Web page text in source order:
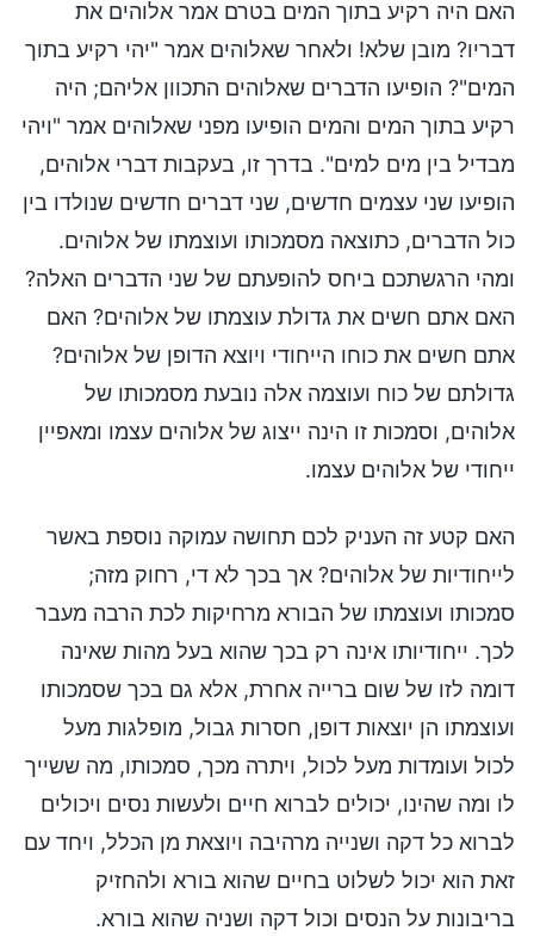
האם היה רקיע בתוך המים בטרם אמר אלוהים את
דבריו? מובן שלא! ולאחר שאלוהים אמר "יהי רקיע בתוך
המים"? הופיעו הדברים שאלוהים התכוון אליהם; היה
רקיע בתוך המים והמים הופיעו מפני שאלוהים אמר "ויהי
מבדיל בין מים למים". בדרך זו, בעקבות דברי אלוהים,
הופיעו שני עצמים חדשים, שני דברים חדשים שנולדו בין
כול הדברים, כתוצאה מסמכותו ועוצמתו של אלוהים.
ומהי הרגשתכם ביחס להופעתם של שני הדברים האלה?
האם אתם חשים את גדולת עוצמתו של אלוהים? האם
אתם חשים את כוחו הייחודי ויוצא הדופן של אלוהים?
גדולתם של כוח ועוצמה אלה נובעת מסמכותו של
אלוהים, וסמכות זו הינה ייצוג של אלוהים עצמו ומאפיין
ייחודי של אלוהים עצמו.
האם קטע זה העניק לכם תחושה עמוקה נוספת באשר
לייחודיות של אלוהים? אך בכך לא די, רחוק מזה;
סמכותו ועוצמתו של הבורא מרחיקות לכת הרבה מעבר
לכך. ייחודיותו אינה רק בכך שהוא בעל מהות שאינה
דומה לזו של שום ברייה אחרת, אלא גם בכך שסמכותו
ועוצמתו הן יוצאות דופן, חסרות גבול, מופלגות מעל
לכול ועומדות מעל לכול, ויתרה מכך, סמכותו, מה ששייך
לו ומה שהינו, יכולים לברוא חיים ולעשות נסים ויכולים
לברוא כל דקה ושנייה מרהיבה ויוצאת מן הכלל, ויחד עם
זאת הוא יכול לשלוט בחיים שהוא בורא ולהחזיק
בריבונות על הנסים וכול דקה ושניה שהוא בורא.